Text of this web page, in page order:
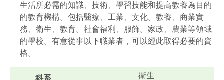
生活所必需的知識、技術、學習技能和提高教養為目的
的教育機構。包括醫療、工業、文化。教養、商業實
務、衛生、教育。社會福利、服飾。家政、農業等領域
的學校。有意從事以下職業者，可以經此取得必要的資
格。
衛生